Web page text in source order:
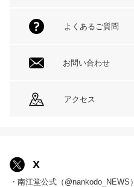
よくあるご質問
お問い合わせ
アクセス
X
・南江堂公式（@nankodo_NEWS）